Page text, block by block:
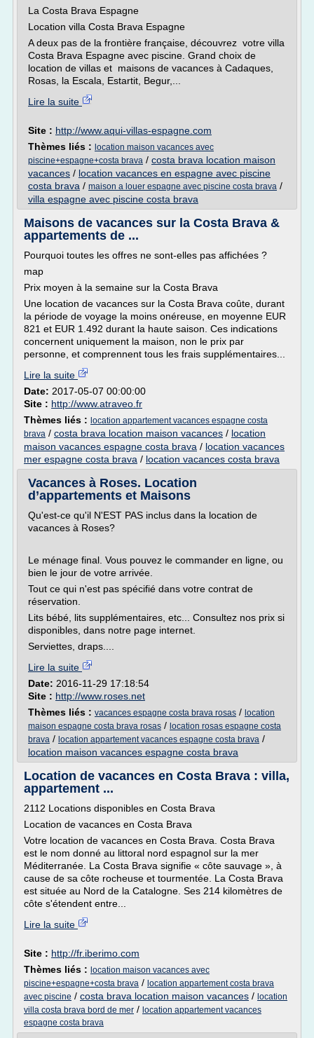
La Costa Brava Espagne
Location villa Costa Brava Espagne
A deux pas de la frontière française, découvrez votre villa
Costa Brava Espagne avec piscine. Grand choix de
location de villas et maisons de vacances à Cadaques,
Rosas, la Escala, Estartit, Begur,...
Lire la suite
Site : http://www.aqui-villas-espagne.com
Thèmes liés : location maison vacances avec
piscine+espagne+costa brava / costa brava location maison
vacances / location vacances en espagne avec piscine
costa brava / maison a louer espagne avec piscine costa brava /
villa espagne avec piscine costa brava
Maisons de vacances sur la Costa Brava &
appartements de ...
Pourquoi toutes les offres ne sont-elles pas affichées ?
map
Prix moyen à la semaine sur la Costa Brava
Une location de vacances sur la Costa Brava coûte, durant
la période de voyage la moins onéreuse, en moyenne EUR
821 et EUR 1.492 durant la haute saison. Ces indications
concernent uniquement la maison, non le prix par
personne, et comprennent tous les frais supplémentaires...
Lire la suite
Date: 2017-05-07 00:00:00
Site : http://www.atraveo.fr
Thèmes liés : location appartement vacances espagne costa
brava / costa brava location maison vacances / location
maison vacances espagne costa brava / location vacances
mer espagne costa brava / location vacances costa brava
Vacances à Roses. Location
d’appartements et Maisons
Qu'est-ce qu'il N'EST PAS inclus dans la location de
vacances à Roses?
Le ménage final. Vous pouvez le commander en ligne, ou
bien le jour de votre arrivée.
Tout ce qui n'est pas spécifié dans votre contrat de
réservation.
Lits bébé, lits supplémentaires, etc... Consultez nos prix si
disponibles, dans notre page internet.
Serviettes, draps....
Lire la suite
Date: 2016-11-29 17:18:54
Site : http://www.roses.net
Thèmes liés : vacances espagne costa brava rosas / location
maison espagne costa brava rosas / location rosas espagne costa
brava / location appartement vacances espagne costa brava /
location maison vacances espagne costa brava
Location de vacances en Costa Brava : villa,
appartement ...
2112 Locations disponibles en Costa Brava
Location de vacances en Costa Brava
Votre location de vacances en Costa Brava. Costa Brava
est le nom donné au littoral nord espagnol sur la mer
Méditerranée. La Costa Brava signifie « côte sauvage », à
cause de sa côte rocheuse et tourmentée. La Costa Brava
est située au Nord de la Catalogne. Ses 214 kilomètres de
côte s'étendent entre...
Lire la suite
Site : http://fr.iberimo.com
Thèmes liés : location maison vacances avec
piscine+espagne+costa brava / location appartement costa brava
avec piscine / costa brava location maison vacances / location
villa costa brava bord de mer / location appartement vacances
espagne costa brava